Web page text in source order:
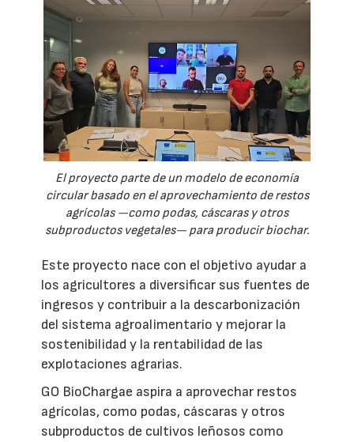
El proyecto parte de un modelo de economía
circular basado en el aprovechamiento de restos
agrícolas —como podas, cáscaras y otros
subproductos vegetales— para producir biochar.
Este proyecto nace con el objetivo ayudar a
los agricultores a diversificar sus fuentes de
ingresos y contribuir a la descarbonización
del sistema agroalimentario y mejorar la
sostenibilidad y la rentabilidad de las
explotaciones agrarias.
GO BioChargae aspira a aprovechar restos
agrícolas, como podas, cáscaras y otros
subproductos de cultivos leñosos como